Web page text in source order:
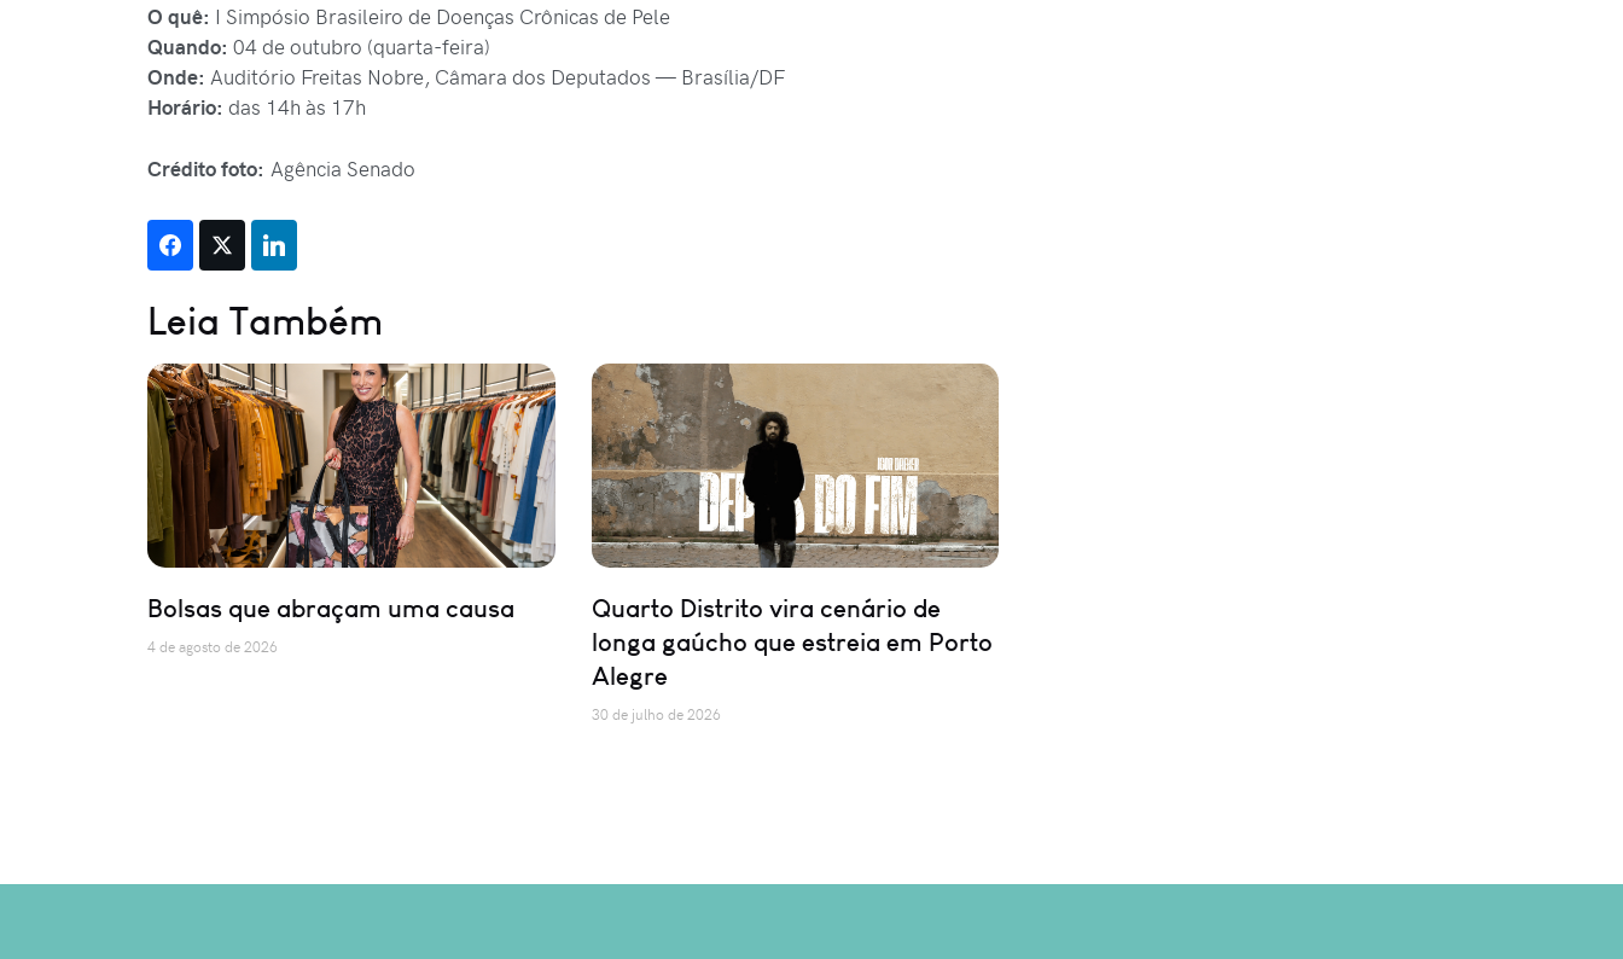
O quê: I Simpósio Brasileiro de Doenças Crônicas de Pele
Quando: 04 de outubro (quarta-feira)
Onde: Auditório Freitas Nobre, Câmara dos Deputados — Brasília/DF
Horário: das 14h às 17h
Crédito foto: Agência Senado
Leia Também
Bolsas que abraçam uma causa
4 de agosto de 2026
Quarto Distrito vira cenário de
longa gaúcho que estreia em Porto
Alegre
30 de julho de 2026